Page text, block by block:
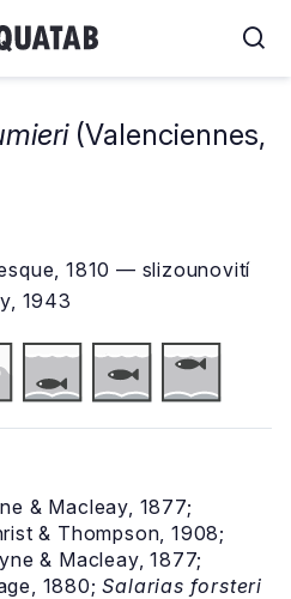
(Valenciennes,
1810 — slizounovití
1943
& Macleay, 1877;
& Thompson, 1908;
& Macleay, 1877;
1880;Salarias forsteri